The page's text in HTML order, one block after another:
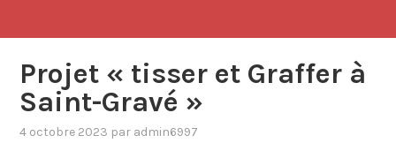
Projet « tisser et Graffer à
Saint-Gravé »
4 octobre 2023 par admin6997